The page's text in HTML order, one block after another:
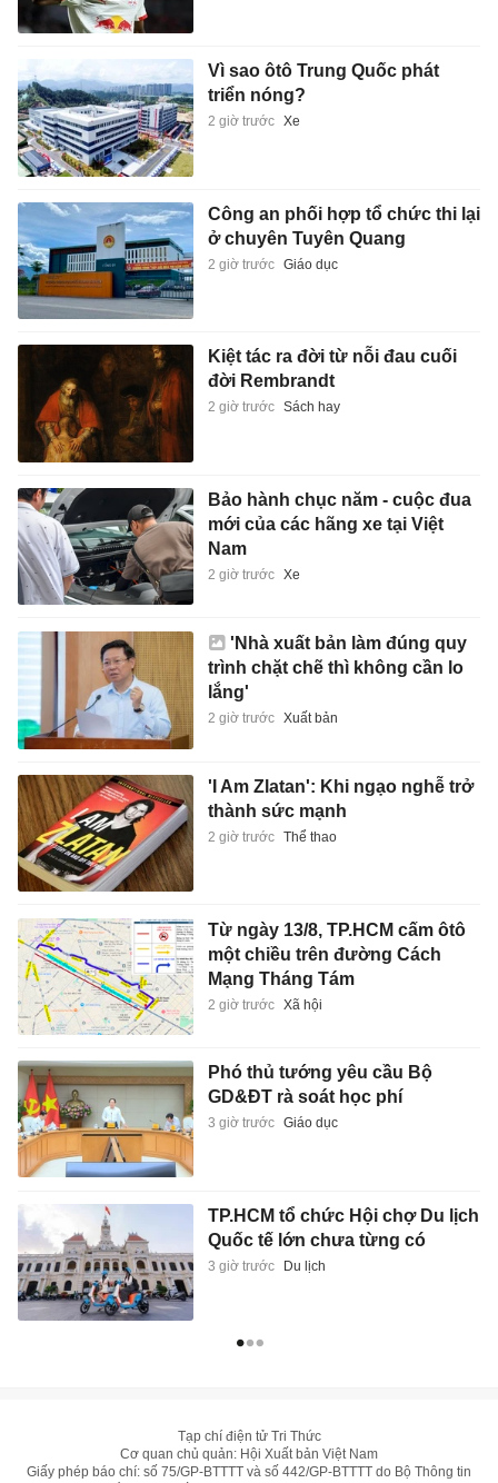
Vì sao ôtô Trung Quốc phát
triển nóng?
2 giờ trước Xe
Công an phối hợp tổ chức thi lại
ở chuyên Tuyên Quang
2 giờ trước Giáo dục
Kiệt tác ra đời từ nỗi đau cuối
đời Rembrandt
2 giờ trước Sách hay
Bảo hành chục năm - cuộc đua
mới của các hãng xe tại Việt
Nam
2 giờ trước Xe
'Nhà xuất bản làm đúng quy
trình chặt chẽ thì không cần lo
lắng'
2 giờ trước Xuất bản
'I Am Zlatan': Khi ngạo nghễ trở
thành sức mạnh
2 giờ trước Thể thao
Từ ngày 13/8, TP.HCM cấm ôtô
một chiều trên đường Cách
Mạng Tháng Tám
2 giờ trước Xã hội
Phó thủ tướng yêu cầu Bộ
GD&ĐT rà soát học phí
3 giờ trước Giáo dục
TP.HCM tổ chức Hội chợ Du lịch
Quốc tế lớn chưa từng có
3 giờ trước Du lịch
Tạp chí điện tử Tri Thức
Cơ quan chủ quản: Hội Xuất bản Việt Nam
Giấy phép báo chí: số 75/GP-BTTTT và số 442/GP-BTTTT do Bộ Thông tin